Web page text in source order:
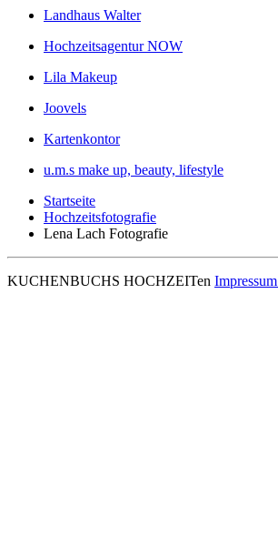
Landhaus Walter
Hochzeitsagentur NOW
Lila Makeup
Joovels
Kartenkontor
u.m.s make up, beauty, lifestyle
Startseite
Hochzeitsfotografie
Lena Lach Fotografie
KUCHENBUCHS HOCHZEITen Impressum